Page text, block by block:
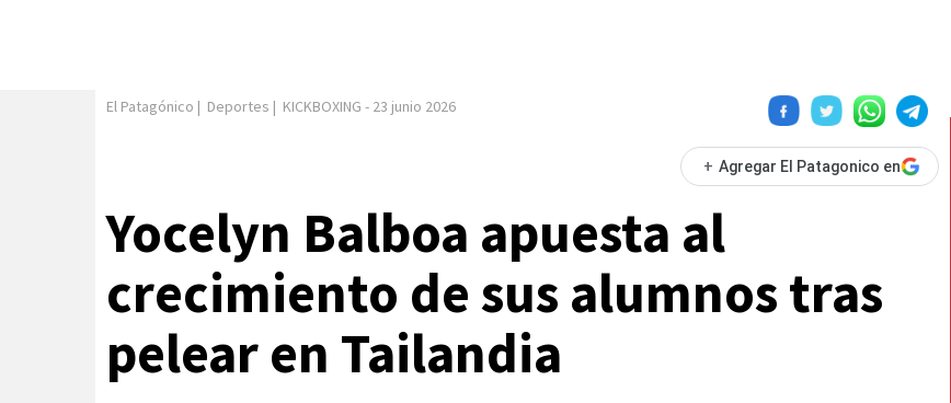
El Patagónico | Deportes | KICKBOXING - 23 junio 2026
+ Agregar El Patagonico en
Yocelyn Balboa apuesta al
crecimiento de sus alumnos tras
pelear en Tailandia